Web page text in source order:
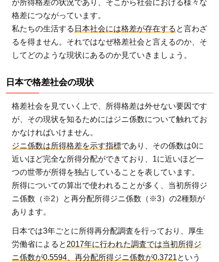
が所得格差の状況であり、そこから社会における様々な
格差につながっています。
私たちの生活する 日本社会には格差が存在する と言わざ
るを得ません。それではなぜ格差社会と言えるのか、そ
してどのような現状にあるのか見ていきましょう。
日本で格差社会の現状
格差社会を見ていく上で、所得格差は外せない要因です
が、その現状を知るためにはジニ係数について触れてお
かなければいけません。
ジニ係数は所得格差を示す指標であり、その係数は0に
近いほど完全な所得分配ができており、1に近いほど一
つの世帯が所得を独占していることを表しています。
所得についての算出で使われることが多く、当初所得ジ
ニ係数（※2）と再分配所得ジニ係数（※3）の2種類が
あります。
日本では3年ごとに所得再分配調査を行っており、厚生
労働省によると 2017年に行われた調査では当初所得ジ
ニ係数が0.5594、再分配所得ジニ係数が0.3721という